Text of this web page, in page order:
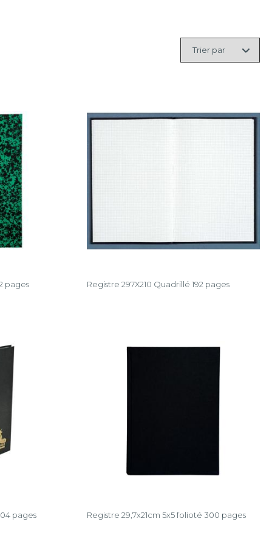
pages Registre 297X210 Quadrillé 192 pages
pages Registre 29,7x21cm 5x5 folioté 300 pages